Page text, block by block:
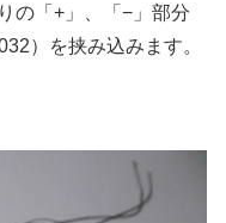
の「+」、「−」部分
）を挟み込みます。